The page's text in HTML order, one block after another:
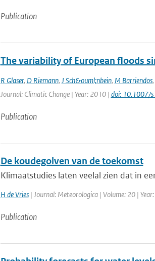
Publication
The variability of European floods
R Glaser, D Riemann, J Sch&ouml;nbein, M Barriendos,
Journal: Climatic Change | Year: 2010 | doi: 10.1007/
Publication
De koudegolven van de toekomst
Klimaatstudies laten veelal zien dat in
H de Vries| Journal: Meteorologica | Volume: 20 |
Publication